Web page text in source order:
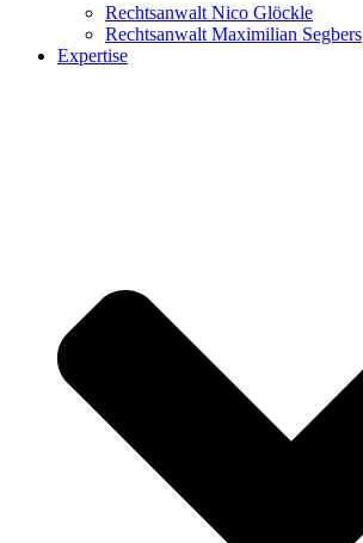
Rechtsanwalt Nico Glöckle
Rechtsanwalt Maximilian Segbers
Expertise